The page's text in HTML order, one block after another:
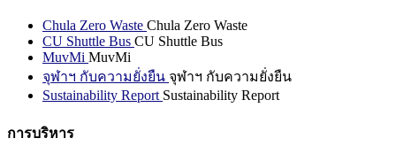
Chula Zero Waste Chula Zero Waste
CU Shuttle Bus CU Shuttle Bus
MuvMi MuvMi
จุฬาฯ กับความยั่งยืน จุฬาฯ กับความยั่งยืน
Sustainability Report Sustainability Report
การบริหาร